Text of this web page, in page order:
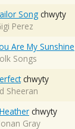
Song chwyty
Perez
Are My Sunshine
Songs
chwyty
Sheeran
Heather chwyty
Gray